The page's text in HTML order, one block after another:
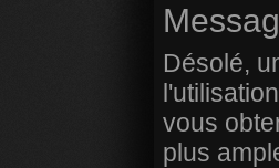
Désolé,
vous
plus